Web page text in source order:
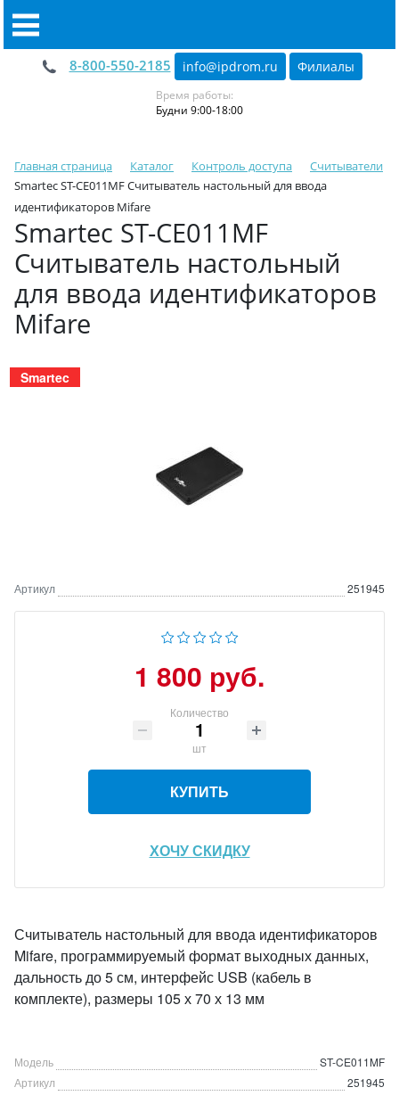
8-800-550-2185 info@ipdrom.ru Филиалы
Время работы:
Будни 9:00-18:00
Главная страница Каталог Контроль доступа
Считыватели
Smartec ST-CE011MF Считыватель настольный для ввода
идентификаторов Mifare
Smartec ST-CE011MF
Считыватель настольный
для ввода идентификаторов
Mifare
Smartec
Артикул 251945
1 800 руб.
Количество
шт
КУПИТЬ
ХОЧУ СКИДКУ
Считыватель настольный для ввода идентификаторов
Mifare, программируемый формат выходных данных,
дальность до 5 см, интерфейс USB (кабель в
комплекте), размеры 105 х 70 х 13 мм
Модель
ST-CE011MF
Артикул
251945